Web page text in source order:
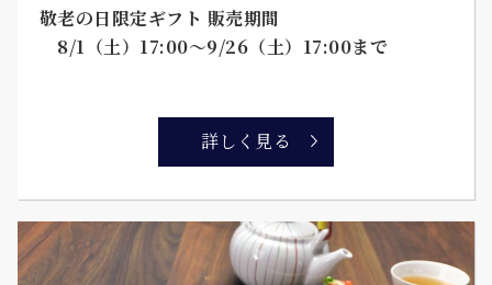
敬老の日限定ギフト 販売期間
8/1（土）17:00～9/26（土）17:00まで
詳しく見る